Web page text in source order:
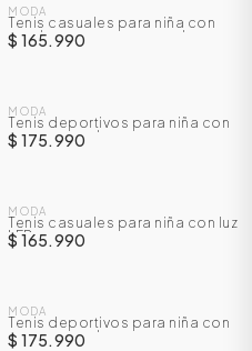
MODA
Tenis casuales para niña con
cordones y correa en velcro
$ 165.990
MODA
Tenis deportivos para niña con
correa en velcro
$ 175.990
MODA
Tenis casuales para niña con luz
LED
$ 165.990
MODA
Tenis deportivos para niña con
correa en velcro
$ 175.990